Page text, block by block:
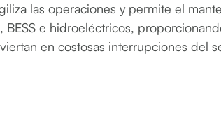
las operaciones y permite el
e hidroeléctricos,
en costosas interrupciones del